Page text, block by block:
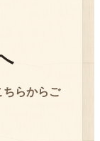
らからご